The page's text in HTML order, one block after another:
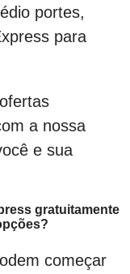
portes,
para
a nossa
e sua
gratuitamente
começar